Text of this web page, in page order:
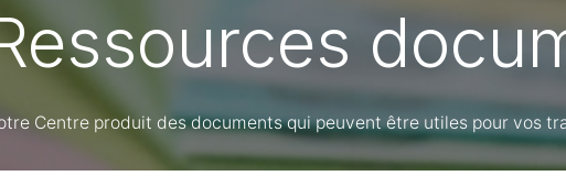
Centre produit des documents qui peuvent être utiles pour vos